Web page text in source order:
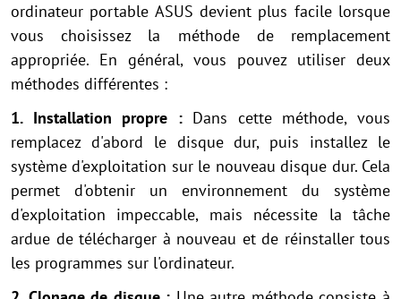
ordinateur portable ASUS devient plus facile lorsque
vous choisissez la méthode de remplacement
appropriée. En général, vous pouvez utiliser deux
méthodes différentes :
1. Installation propre : Dans cette méthode, vous
remplacez d'abord le disque dur, puis installez le
système d'exploitation sur le nouveau disque dur. Cela
permet d'obtenir un environnement du système
d'exploitation impeccable, mais nécessite la tâche
ardue de télécharger à nouveau et de réinstaller tous
les programmes sur l'ordinateur.